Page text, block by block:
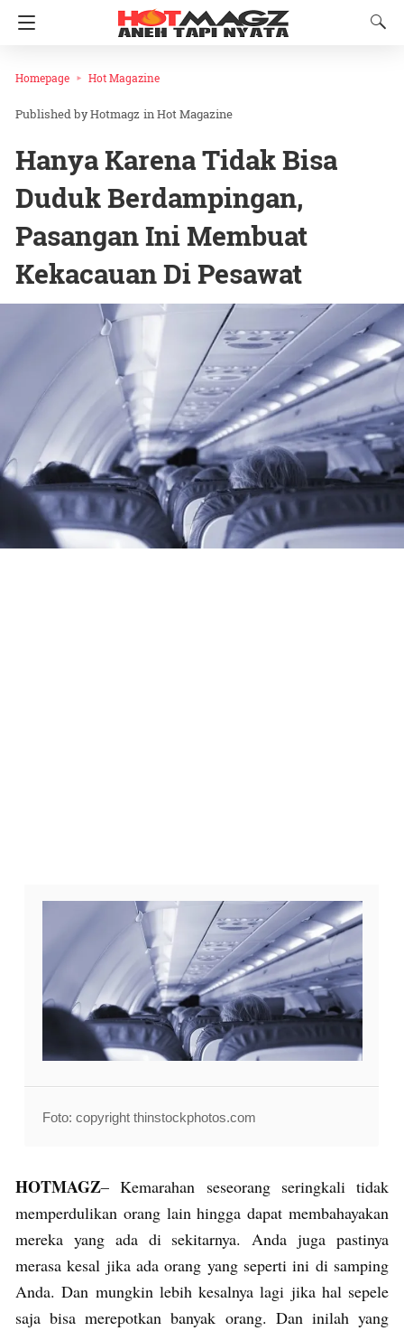
Homepage Hot Magazine
Hotmagz inHot Magazine
Hanya Karena Tidak Bisa
Duduk Berdampingan,
Pasangan Ini Membuat
Kekacauan Di Pesawat
Foto: copyright thinstockphotos.com
HOTMAGZ– Kemarahan seseorang seringkali tidak
memperdulikan orang lain hingga dapat membahayakan
mereka yang ada di sekitarnya. Anda juga pastinya
merasa kesal jika ada orang yang seperti ini di samping
Anda. Dan mungkin lebih kesalnya lagi jika hal sepele
saja bisa merepotkan banyak orang. Dan inilah yang